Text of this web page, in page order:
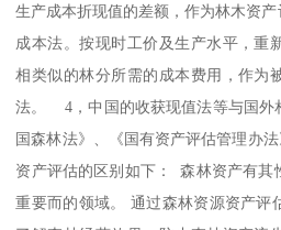
生产成本折现值的差额，作为林木
成本法。按现时工价及生产水平，重
相类似的林分所需的成本费用，作为
法。 4，中国的收获现值法等与国外
国森林法》、《国有资产评估管理办
资产评估的区别如下： 森林资产有其
重要而的领域。 通过森林资源资产评